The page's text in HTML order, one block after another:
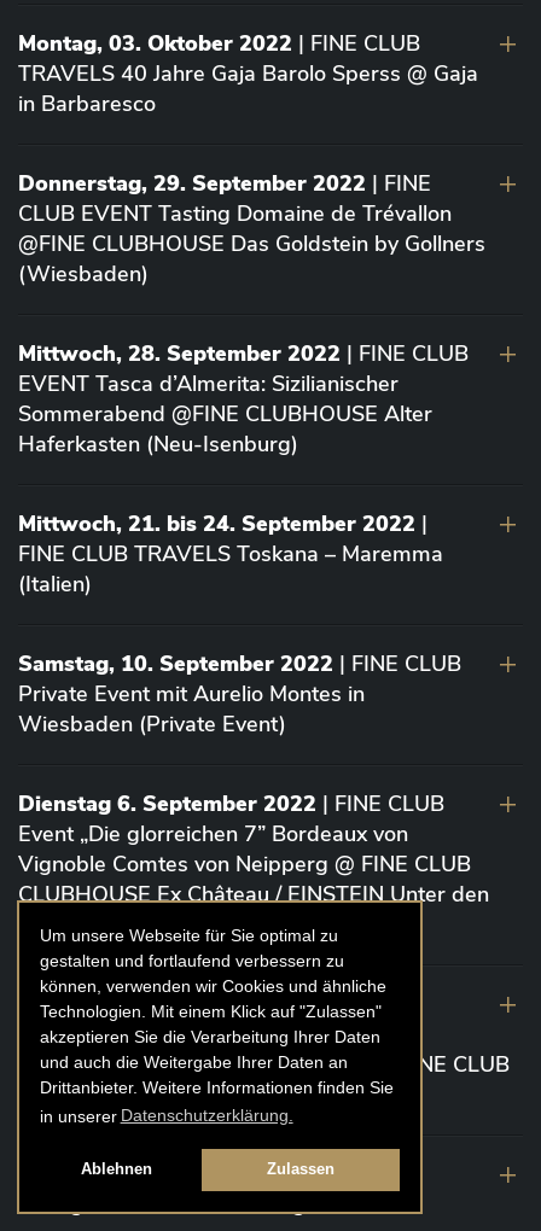
Um unsere Webseite für Sie optimal zu
gestalten und fortlaufend verbessern zu
können, verwenden wir Cookies und ähnliche
Technologien. Mit einem Klick auf "Zulassen"
akzeptieren Sie die Verarbeitung Ihrer Daten
und auch die Weitergabe Ihrer Daten an
Drittanbieter. Weitere Informationen finden Sie
in unserer Datenschutzerklärung.
Ablehnen Zulassen
Montag, 03. Oktober 2022 | FINE CLUB
TRAVELS 40 Jahre Gaja Barolo Sperss @ Gaja
in Barbaresco
Donnerstag, 29. September 2022 | FINE
CLUB EVENT Tasting Domaine de Trévallon
@FINE CLUBHOUSE Das Goldstein by Gollners
(Wiesbaden)
Mittwoch, 28. September 2022 | FINE CLUB
EVENT Tasca d’Almerita: Sizilianischer
Sommerabend @FINE CLUBHOUSE Alter
Haferkasten (Neu-Isenburg)
Mittwoch, 21. bis 24. September 2022 |
FINE CLUB TRAVELS Toskana – Maremma
(Italien)
Samstag, 10. September 2022 | FINE CLUB
Private Event mit Aurelio Montes in
Wiesbaden (Private Event)
Dienstag 6. September 2022 | FINE CLUB
Event „Die glorreichen 7” Bordeaux von
Vignoble Comtes von Neipperg @ FINE CLUB
CLUBHOUSE Ex Château / EINSTEIN Unter den
Linden (Berlin)
19. August 2022| FINE CLUB Academy
Caviar „Die glorreichen 7“ Riesling Große
Gewächse von der Mosel aus 2020 @ FINE CLUB
Clubhouse Prunier Cologne (Köln)
29. Juli 2022
| Weinbergwanderung
Weingüter Geheimrat J. Wegeler